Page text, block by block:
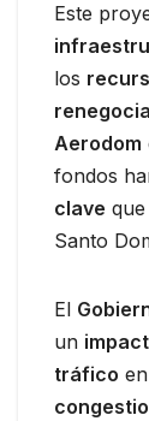
Este
los
Aerodom
fondos
clave
Santo
El
un
tráfico